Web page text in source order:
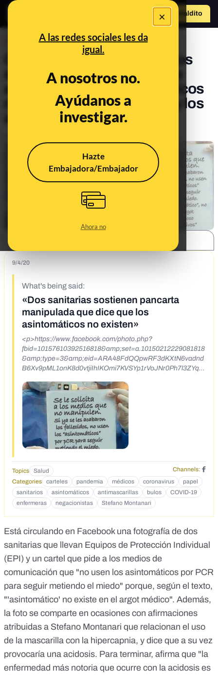
×
A las redes sociales les da
igual.
A nosotros no.
Ayúdanos a
investigar.
Hazte
Embajadora/Embajador
Ahora no
Hazte Maldito
Cuidado con esta foto de dos
sanitarias con un cartel que
asegura que los asintomáticos
no existen: es un montaje y los
asintomáticos sí existen
9/4/20
What's being said:
«Dos sanitarias sostienen pancarta
manipulada que dice que los
asintomáticos no existen»
<p>https://www.facebook.com/photo.php?
fbid=10157610392516818&amp;set=a.10150212229081818
&amp;type=3&amp;eid=ARA48FdQQpwRF3dKXtN6vadnd
B6Xv9pML1onK8d0vtjiIhIKOmi7KVSYp1rVoJNr0Ph7l3ZYqv
Por Dr. Stefano Montanari.<br /> <br /> &quot;No tengo
problema en ponerme una mascarilla durante media hora si
tengo que ir de compras. Incluso si es in&uacute;til. Mal por
media hora no me hace. Pero si vienes a decirme que mis
hijos tienen que llevarlo puesto durante todas las horas que
van a la escuela, cuando cualquier cardi&oacute;logo te
dir&aacute; que corren el riesgo de infarto, cualquier
dermatitis, cualquier inmun&oacute;logo que debajo de la
m&aacute;scara se multipliquen los g&eacute;rmenes y que
sin contactos sociales el sistema inmunitario se
debilitar&aacute;, entonces NO! Hasta ah&iacute; no
llego.&quot;<br /> <br /> Encienda la luz de la raz&oacute;n
y apague el miedo, no podemos obedecer cada orden
conflictos de inter&eacute;s.<br /> <br /> Primero, lea lo que
dice un VERDADERO experto:<br /> <br /> &quot;Hace
unos a&ntilde;os, bajo mandato del CNR de Bolonia,
realizamos el desarrollo de un filtro de respiraci&oacute;n
para el Ministerio de Defensa.<br /> <br /> El equipo del
CNR fue dirigida por Franco Prodi (hermano de Romano
Prodi), que es un excelente f&iacute;sico. Trabajamos
precisamente en un problema, que es el mismo que hoy, es
decir, evitar que algo extremadamente peque&ntilde;o
ingrese a nuestro cuerpo a trav&eacute;s la
respiraci&oacute;n.<br /> <br /> El caso es que aquel filtro lo
dise&ntilde;amos para part&iacute;culas del mismo
tama&ntilde;o que los virus. Se trataba de filtrar nano polvo
producido por detonaciones de explosivos, del mismo
tama&ntilde;o que el de los virus. El coronavirus tiene 120
Topics Salud
Channels:
Categories
carteles pandemia médicos coronavirus
papel
sanitarios
asintomáticos antimascarillas bulos
COVID-19
enfermeras
negacionistas Stefano Montanari
Está circulando en Facebook una fotografía de dos
sanitarias que llevan Equipos de Protección Individual
(EPI) y un cartel que pide a los medios de
comunicación que "no usen los asintomáticos por PCR
para seguir metiendo el miedo" porque, según el texto,
"'asintomático' no existe en el argot médico". Además,
la foto se comparte en ocasiones con afirmaciones
atribuidas a Stefano Montanari que relacionan el uso
de la mascarilla con la hipercapnia, y dice que a su vez
provocaría una acidosis. Para terminar, afirma que "la
enfermedad más notoria que ocurre con la acidosis es